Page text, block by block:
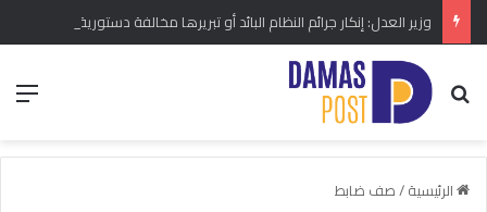
بحث عن
الرئيسية/صف ضابط